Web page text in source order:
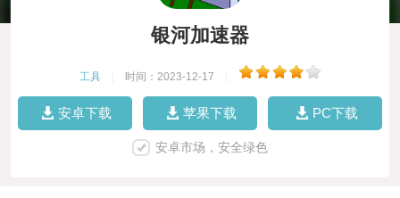
银河加速器
工具 时间：2023-12-17
安卓下载 苹果下载 PC下载
安卓市场，安全绿色